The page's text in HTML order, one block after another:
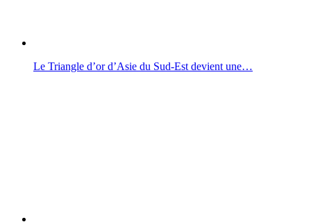
Le Triangle d’or d’Asie du Sud-Est devient une…